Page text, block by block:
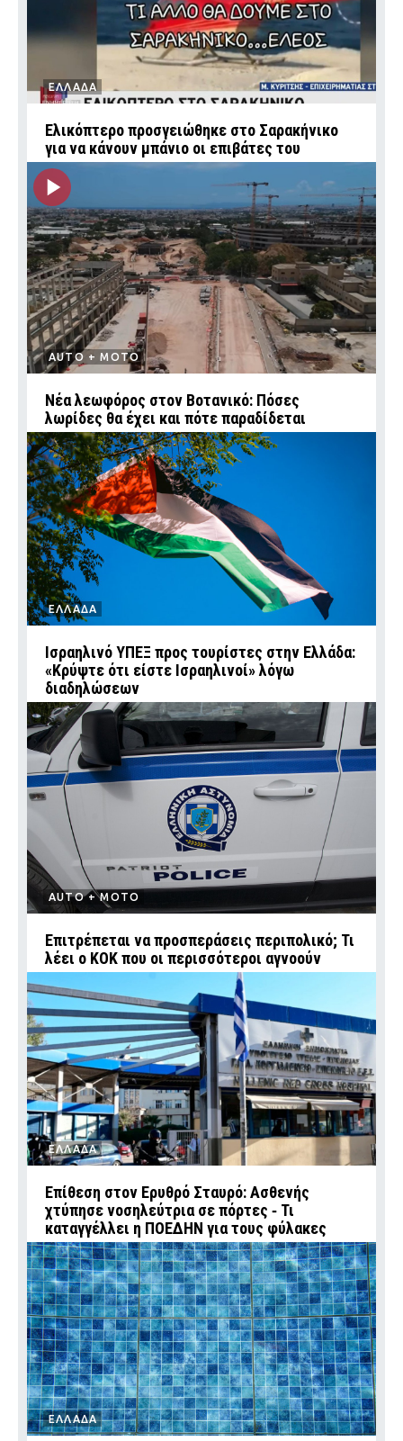
ΕΛΛΑΔΑ
Ελικόπτερο προσγειώθηκε στο Σαρακήνικο
για να κάνουν μπάνιο οι επιβάτες του
AUTO + MOTO
Νέα λεωφόρος στον Βοτανικό: Πόσες
λωρίδες θα έχει και πότε παραδίδεται
ΕΛΛΑΔΑ
Ισραηλινό ΥΠΕΞ προς τουρίστες στην Ελλάδα:
«Κρύψτε ότι είστε Ισραηλινοί» λόγω
διαδηλώσεων
AUTO + MOTO
Επιτρέπεται να προσπεράσεις περιπολικό; Τι
λέει ο ΚΟΚ που οι περισσότεροι αγνοούν
ΕΛΛΑΔΑ
Επίθεση στον Ερυθρό Σταυρό: Ασθενής
χτύπησε νοσηλεύτρια σε πόρτες ‑ Τι
καταγγέλλει η ΠΟΕΔΗΝ για τους φύλακες
ΕΛΛΑΔΑ